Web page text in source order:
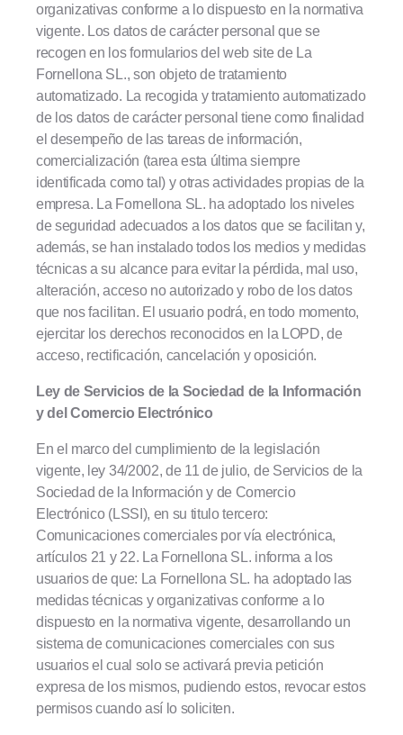
organizativas conforme a lo dispuesto en la normativa
vigente. Los datos de carácter personal que se
recogen en los formularios del web site de La
Fornellona SL., son objeto de tratamiento
automatizado. La recogida y tratamiento automatizado
de los datos de carácter personal tiene como finalidad
el desempeño de las tareas de información,
comercialización (tarea esta última siempre
identificada como tal) y otras actividades propias de la
empresa. La Fornellona SL. ha adoptado los niveles
de seguridad adecuados a los datos que se facilitan y,
además, se han instalado todos los medios y medidas
técnicas a su alcance para evitar la pérdida, mal uso,
alteración, acceso no autorizado y robo de los datos
que nos facilitan. El usuario podrá, en todo momento,
ejercitar los derechos reconocidos en la LOPD, de
acceso, rectificación, cancelación y oposición.
Ley de Servicios de la Sociedad de la Información
y del Comercio Electrónico
En el marco del cumplimiento de la legislación
vigente, ley 34/2002, de 11 de julio, de Servicios de la
Sociedad de la Información y de Comercio
Electrónico (LSSI), en su titulo tercero:
Comunicaciones comerciales por vía electrónica,
artículos 21 y 22. La Fornellona SL. informa a los
usuarios de que: La Fornellona SL. ha adoptado las
medidas técnicas y organizativas conforme a lo
dispuesto en la normativa vigente, desarrollando un
sistema de comunicaciones comerciales con sus
usuarios el cual solo se activará previa petición
expresa de los mismos, pudiendo estos, revocar estos
permisos cuando así lo soliciten.